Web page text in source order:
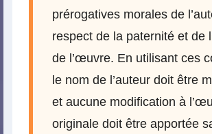
prérogatives morales de
respect de la paternité et de
de l’œuvre. En utilisant ces
le nom de l’auteur doit être
et aucune modification à
originale doit être apportée